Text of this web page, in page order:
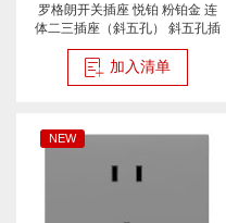
罗格朗开关插座 悦铂 粉铂金 连
体二三插座（斜五孔） 斜五孔插
座 10A
加入清单
NEW